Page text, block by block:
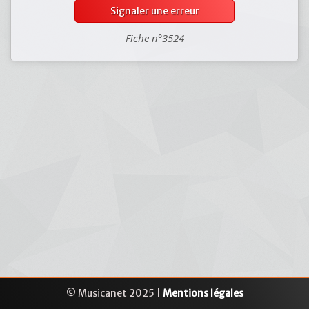
Signaler une erreur
Fiche n°3524
© Musicanet 2025 | Mentions légales